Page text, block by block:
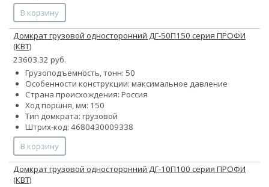
В корзину
Домкрат грузовой односторонний ДГ-50П150 серия ПРОФИ
(КВТ)
23603.32 руб.
Грузоподъемность, тонн: 50
Особенности конструкции: максимальное давление
Страна происхождения: Россия
Ход поршня, мм: 150
Тип домкрата: грузовой
Штрих-код: 4680430009338
В корзину
Домкрат грузовой односторонний ДГ-10П100 серия ПРОФИ
(КВТ)